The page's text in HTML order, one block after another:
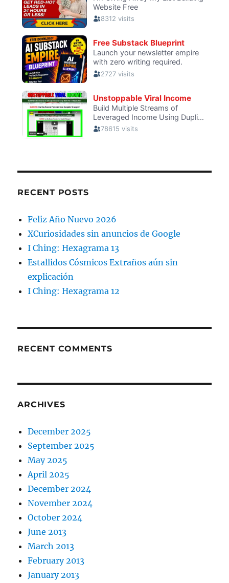
RECENT POSTS
Feliz Año Nuevo 2026
XCuriosidades sin anuncios de Google
I Ching: Hexagrama 13
Estallidos Cósmicos Extraños aún sin
explicación
I Ching: Hexagrama 12
RECENT COMMENTS
ARCHIVES
December 2025
September 2025
May 2025
April 2025
December 2024
November 2024
October 2024
June 2013
March 2013
February 2013
January 2013